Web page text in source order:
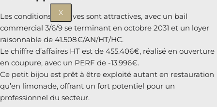
X
Les conditions locatives sont attractives, avec un bail
commercial 3/6/9 se terminant en octobre 2031 et un loyer
raisonnable de 41.508€/AN/HT/HC.
Le chiffre d’affaires HT est de 455.406€, réalisé en ouverture
en coupure, avec un PERF de -13.996€.
Ce petit bijou est prêt à être exploité autant en restauration
qu’en limonade, offrant un fort potentiel pour un
professionnel du secteur.